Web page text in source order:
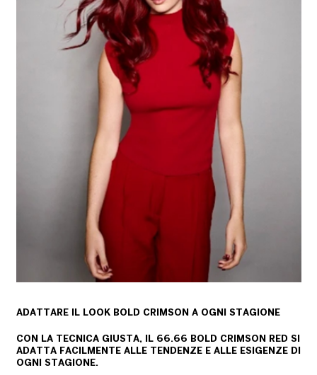
ADATTARE IL LOOK BOLD CRIMSON A OGNI STAGIONE
CON LA TECNICA GIUSTA, IL 66.66 BOLD CRIMSON RED SI
ADATTA FACILMENTE ALLE TENDENZE E ALLE ESIGENZE DI
OGNI STAGIONE.